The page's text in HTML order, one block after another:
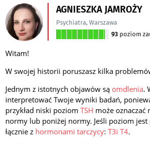
AGNIESZKA JAMROŻY
Psychiatra,Warszawa
93 poziom
Witam!
W swojej historii poruszasz kilka
Jednym z istotnych objawów są omdlenia.
interpretować Twoje wyniki badań,
przykład niski poziom TSH może oznaczać
normy lub poniżej normy. Jeśli poziom
łącznie z hormonami tarczycy: T3i T4.